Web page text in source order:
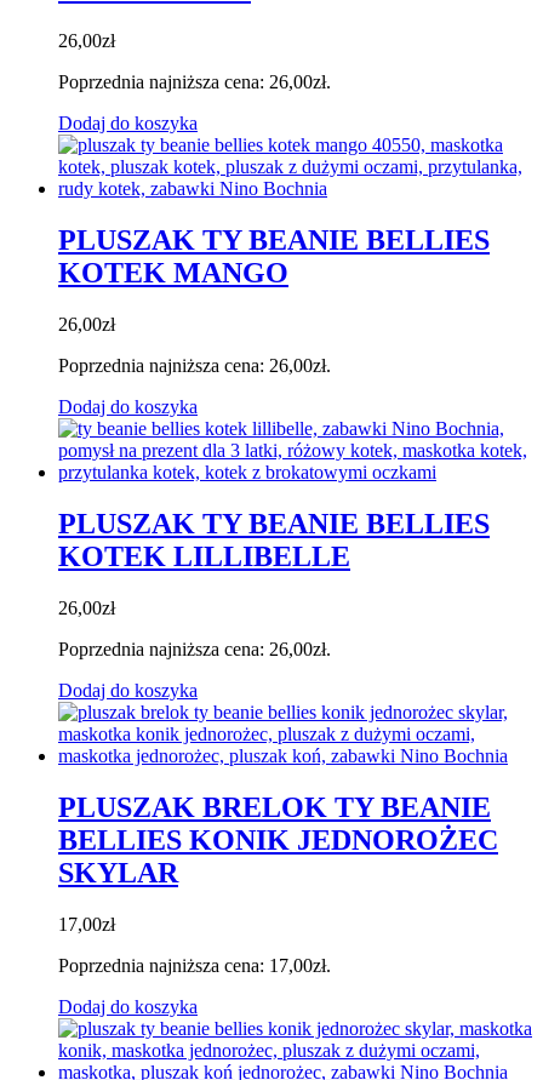
26,00zł
Poprzednia najniższa cena: 26,00zł.
Dodaj do koszyka
PLUSZAK TY BEANIE BELLIES
KOTEK MANGO
26,00zł
Poprzednia najniższa cena: 26,00zł.
Dodaj do koszyka
PLUSZAK TY BEANIE BELLIES
KOTEK LILLIBELLE
26,00zł
Poprzednia najniższa cena: 26,00zł.
Dodaj do koszyka
PLUSZAK BRELOK TY BEANIE
BELLIES KONIK JEDNOROŻEC
SKYLAR
17,00zł
Poprzednia najniższa cena: 17,00zł.
Dodaj do koszyka